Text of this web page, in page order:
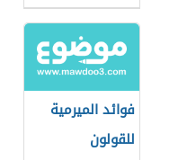
فوائد الميرمية
للقولون